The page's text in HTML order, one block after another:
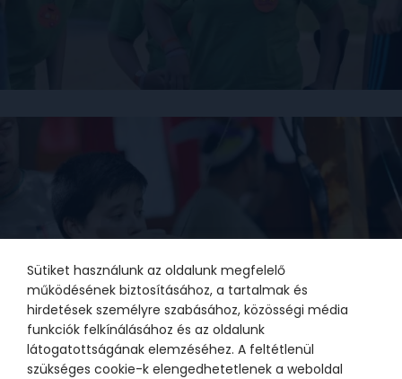
Sütiket használunk az oldalunk megfelelő
működésének biztosításához, a tartalmak és
hirdetések személyre szabásához, közösségi média
funkciók felkínálásához és az oldalunk
látogatottságának elemzéséhez. A feltétlenül
szükséges cookie-k elengedhetetlenek a weboldal